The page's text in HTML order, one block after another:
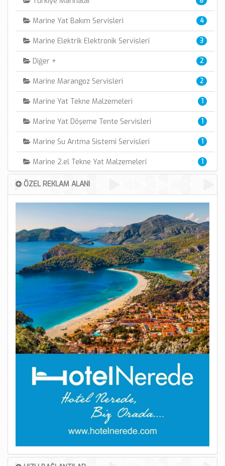
4
Marine Yat Bakım Servisleri
3
Marine Elektrik Elektronik Servisleri
2
Diğer +
2
Marine Marangoz Servisleri
1
Marine Yat Tekne Malzemeleri
1
Marine Yat Döşeme Tente Servisleri
1
Marine Su Arıtma Sistemi Servisleri
1
Marine 2.el Tekne Yat Malzemeleri
Marine İnternet Satış Mağazası
1
Marine Otomasyon Teknolojileri
1
Marine Tekne ve Yat kiralama
ÖZEL REKLAM ALANI